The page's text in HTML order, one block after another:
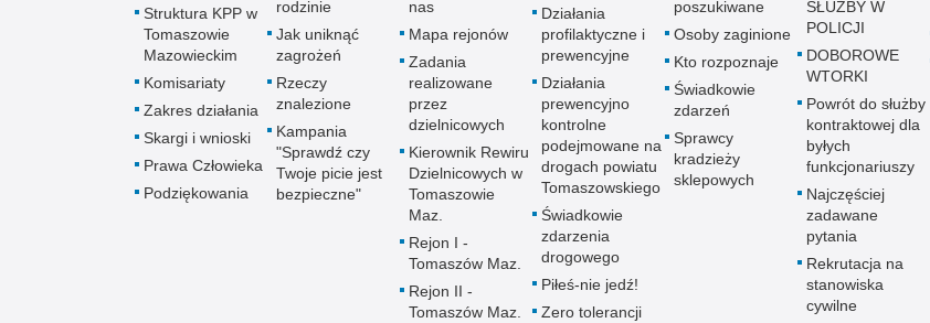
Struktura KPP w
Tomaszowie
Mazowieckim
Komisariaty
Zakres działania
Skargi i wnioski
Prawa Człowieka
Podziękowania
rodzinie
Jak uniknąć
zagrożeń
Rzeczy
znalezione
Kampania
"Sprawdź czy
Twoje picie jest
bezpieczne"
nas
Mapa rejonów
Zadania
realizowane
przez
dzielnicowych
Kierownik Rewiru
Dzielnicowych w
Tomaszowie
Maz.
Rejon I -
Tomaszów Maz.
Rejon II -
Tomaszów Maz.
Działania
profilaktyczne i
prewencyjne
Działania
prewencyjno
kontrolne
podejmowane na
drogach powiatu
Tomaszowskiego
Świadkowie
zdarzenia
drogowego
Piłeś-nie jedź!
Zero tolerancji
poszukiwane
Osoby zaginione
Kto rozpoznaje
Świadkowie
zdarzeń
Sprawcy
kradzieży
sklepowych
SŁUŻBY W
POLICJI
DOBOROWE
WTORKI
Powrót do służby
kontraktowej dla
byłych
funkcjonariuszy
Najczęściej
zadawane
pytania
Rekrutacja na
stanowiska
cywilne